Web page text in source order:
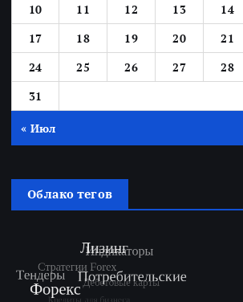
10
11 12 13 14
17
18 19 20 21
24
25 26 27 28
31
« Июл
Облако тегов